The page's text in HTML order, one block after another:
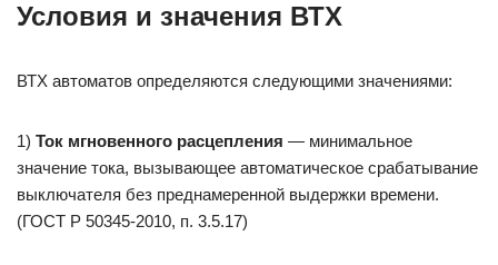
Условия и значения ВТХ
ВТХ автоматов определяются следующими значениями:
1) Ток мгновенного расцепления — минимальное
значение тока, вызывающее автоматическое срабатывание
выключателя без преднамеренной выдержки времени.
(ГОСТ Р 50345-2010, п. 3.5.17)